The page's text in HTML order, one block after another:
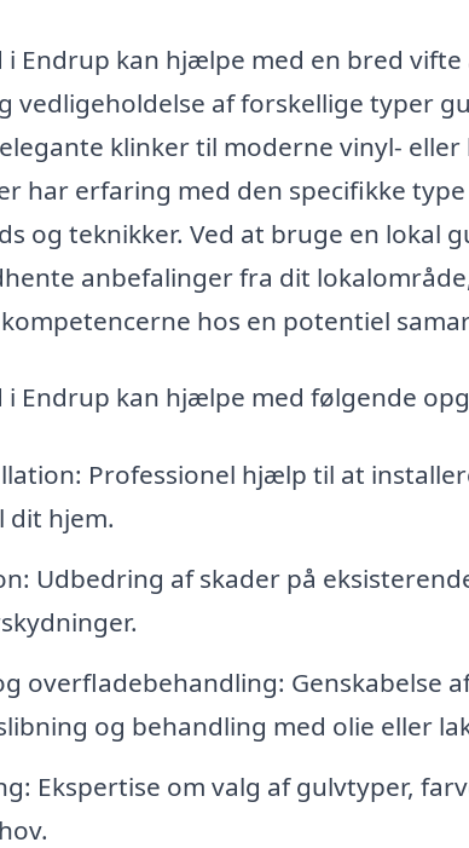
i Endrup kan hjælpe med en bred
vedligeholdelse af forskellige typer
klinker til moderne vinyl-
har erfaring med den specifikke
og teknikker. Ved at bruge en lokal
anbefalinger fra dit
hos en potentiel
i Endrup kan hjælpe med følgende
Professionel hjælp til at
dit hjem.
Udbedring af skader på
overfladebehandling: Genskabelse
og behandling med olie eller
Ekspertise om valg af gulvtyper,